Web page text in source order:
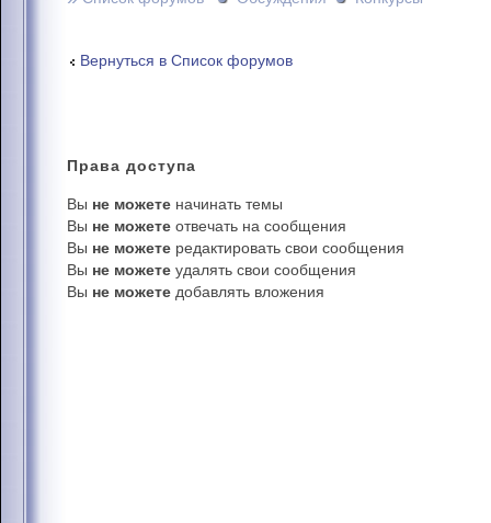
Вернуться в Список форумов
Права доступа
Вы не можете начинать темы
Вы не можете отвечать на сообщения
Вы не можете редактировать свои сообщения
Вы не можете удалять свои сообщения
Вы не можете добавлять вложения